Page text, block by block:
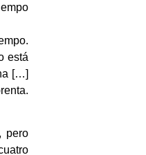
está
[…]
pero